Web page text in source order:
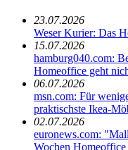
23.07.2026
Weser Kurier: Das
15.07.2026
hamburg040.com:
Homeoffice geht
06.07.2026
msn.com: Für
praktischste Ikea-
02.07.2026
euronews.com:
Wochen Homeoffice